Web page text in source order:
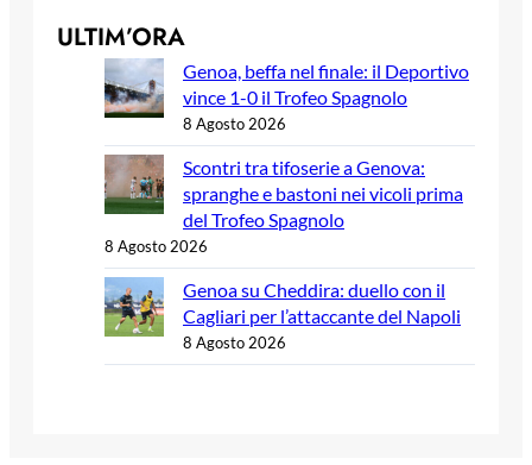
ULTIM’ORA
Genoa, beffa nel finale: il Deportivo
vince 1-0 il Trofeo Spagnolo
8 Agosto 2026
Scontri tra tifoserie a Genova:
spranghe e bastoni nei vicoli prima
del Trofeo Spagnolo
8 Agosto 2026
Genoa su Cheddira: duello con il
Cagliari per l’attaccante del Napoli
8 Agosto 2026